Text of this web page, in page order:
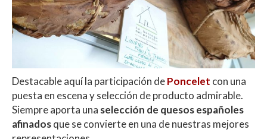
Destacable aquí la participación dePoncelet con una
puesta en escena y selección de producto admirable.
Siempre aporta una selección de quesos españoles
afinadosque se convierte en una de nuestras mejores